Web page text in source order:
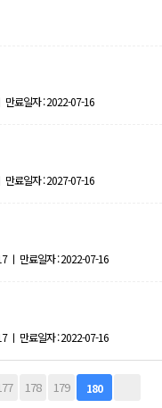
만료일자 : 2022-07-16
만료일자 : 2027-07-16
ㅣ 만료일자 : 2022-07-16
ㅣ 만료일자 : 2022-07-16
178 179 180